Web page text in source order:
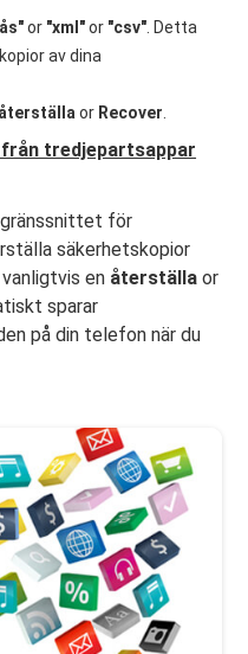
or "xml"or "csv". Detta
av dina
återställaor Recover.
tredjepartsappar
gränssnittet för
säkerhetskopior
en återställaor
sparar
på din telefon när du